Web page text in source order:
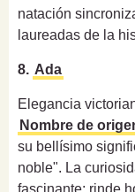
natación
laureadas de la
8. Ada
Elegancia
Nombre de
su bellísimo
noble". La